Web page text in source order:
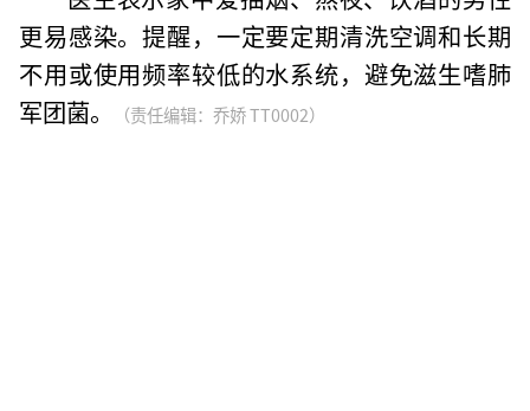
更易感染。提醒，一定要定期清洗空调和长期
不用或使用频率较低的水系统，避免滋生嗜肺
军团菌。
（责任编辑：乔娇 TT0002）